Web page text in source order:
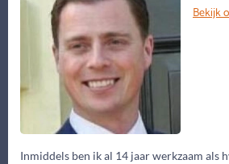
Bekijk
Inmiddels ben ik al 14 jaar werkzaam als